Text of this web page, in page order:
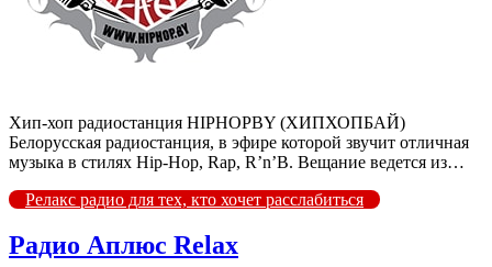
Хип-хоп радиостанция HIPHOPBY (ХИПХОПБАЙ)
Белорусская радиостанция, в эфире которой звучит отличная
музыка в стилях Hip-Hop, Rap, R’n’B. Вещание ведется из…
Релакс радио для тех, кто хочет расслабиться
Радио Аплюс Relax